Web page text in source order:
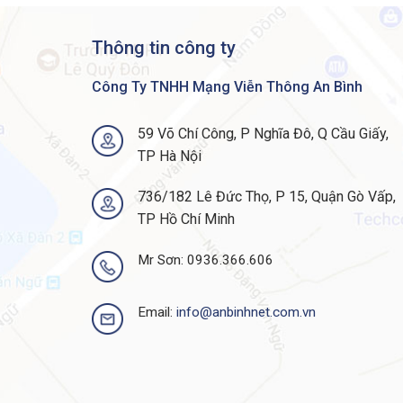
không quá 48 giờ, đảm bảo giao sớm nhất và
Những Ai Đã Mua Sản Phẩm Router Cisco
Các sản phẩm Router Cisco củaANBINHNET
Không Nội Bài, Ngân Hàng An Bình, Ngân
AGRIBANK, Ngân Hàng PVCOMBANK…
Sản phẩm của chúng tôi còn được các đối
như:
Bộ Công An, Bộ Kế Hoạch và Đầu Tư,
Do đó, quý khách hàng hoàn toàn có thể yên
Router CiscotạiANBINHNET ™
Thông tin công ty
Công Ty TNHH Mạng Viễn Thông An Bình
59 Võ Chí Công, P Nghĩa Đô, Q Cầu Giấy,
TP Hà Nội
736/182 Lê Đức Thọ, P 15, Quận Gò Vấp,
TP Hồ Chí Minh
Mr Sơn: 0936.366.606
Email: info@anbinhnet.com.vn